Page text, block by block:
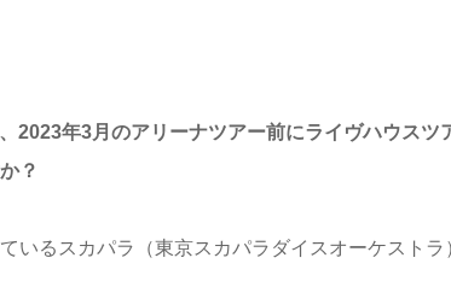
年3月のアリーナツアー前にライヴハウスツ
？
いるスカパラ（東京スカパラダイスオーケストラ